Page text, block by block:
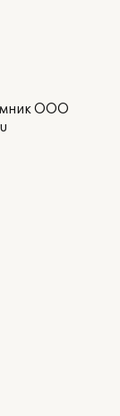
ООО